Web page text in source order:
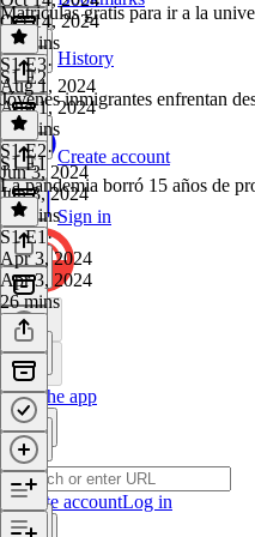
History
Create account
Sign in
Get the app
Create accountLog in
Oct 14, 2024
28 mins
Matriculas gratis para ir a la
S1 E3·
Aug 1, 2024
Aug 1, 2024
28 mins
S1 E2
Jóvenes inmigrantes enfrentan
S1 E2·
Jun 3, 2024
Jun 3, 2024
23 mins
S1 E1
La pandemia borró 15 años de
S1 E1 ·
Apr 3, 2024
Apr 3, 2024
26 mins